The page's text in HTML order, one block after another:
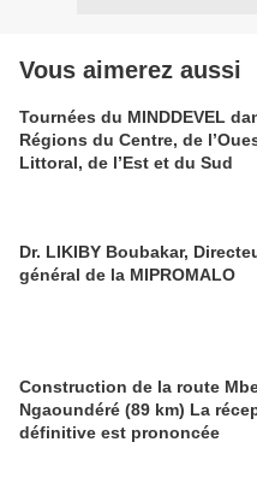
Vous aimerez aussi
Tournées du MINDDEVEL
Régions du Centre, de
Littoral, de l’Est et du Sud
Dr. LIKIBY Boubakar,
général de la MIPROMALO
Construction de la route
Ngaoundéré (89 km) La
définitive est prononcée